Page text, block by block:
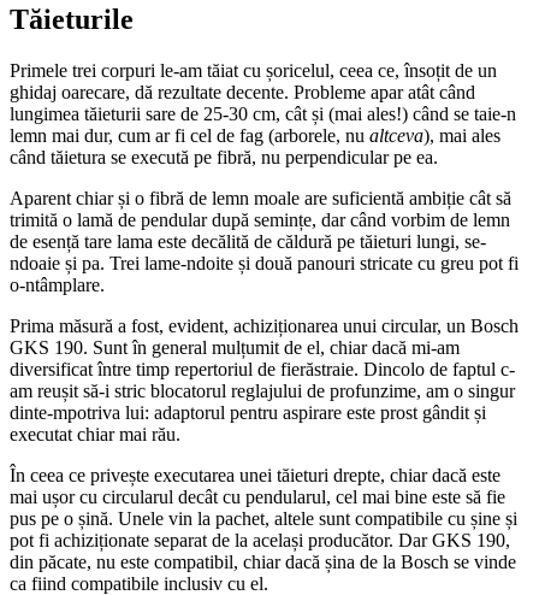
Tăieturile
Primele trei corpuri le-am tăiat cu șoricelul, ceea ce, însoțit de un
ghidaj oarecare, dă rezultate decente. Probleme apar atât când
lungimea tăieturii sare de 25-30 cm, cât și (mai ales!) când se taie-n
lemn mai dur, cum ar fi cel de fag (arborele, nu altceva), mai ales
când tăietura se execută pe fibră, nu perpendicular pe ea.
Aparent chiar și o fibră de lemn moale are suficientă ambiție cât să
trimită o lamă de pendular după semințe, dar când vorbim de lemn
de esență tare lama este decălită de căldură pe tăieturi lungi, se-
ndoaie și pa. Trei lame-ndoite și două panouri stricate cu greu pot fi
o-ntâmplare.
Prima măsură a fost, evident, achiziționarea unui circular, un Bosch
GKS 190. Sunt în general mulțumit de el, chiar dacă mi-am
diversificat între timp repertoriul de fierăstraie. Dincolo de faptul c-
am reușit să-i stric blocatorul reglajului de profunzime, am o singur
dinte-mpotriva lui: adaptorul pentru aspirare este prost gândit și
executat chiar mai rău.
În ceea ce privește executarea unei tăieturi drepte, chiar dacă este
mai ușor cu circularul decât cu pendularul, cel mai bine este să fie
pus pe o șină. Unele vin la pachet, altele sunt compatibile cu șine și
pot fi achiziționate separat de la același producător. Dar GKS 190,
din păcate, nu este compatibil, chiar dacă șina de la Bosch se vinde
ca fiind compatibile inclusiv cu el.